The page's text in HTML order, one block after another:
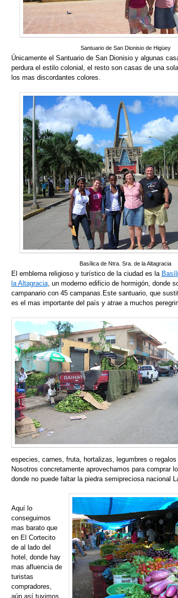
Santuario de San Dionisio de Higüey
Únicamente el Santuario de San Dionisio y algunas
perdura el estilo colonial, el resto son casas de una
los mas discordantes colores.
Basílica de Ntra. Sra. de la Altagracia
El emblema religioso y turístico de la ciudad es la
la Altagracia, un moderno edificio de hormigón, donde
campanario con 45 campanas. Este santuario, que
es el mas importante del país y atrae a muchos
especies, carnes, fruta, hortalizas, legumbres o regalos
Nosotros concretamente aprovechamos para comprar
donde no puede faltar la piedra semipreciosa nacional
Aquí lo
conseguimos
mas barato que
en El Cortecito
de al lado del
hotel, donde hay
mas afluencia de
turistas
compradores,
aún así tuvimos